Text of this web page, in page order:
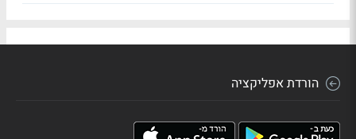
הורדת אפליקציה